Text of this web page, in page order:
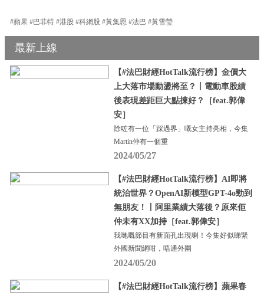
#蘋果 #巴菲特 #港股 #科網股 #黃集恩 #法巴 #黃雪瑩
最新上線
【#法巴財經HotTalk流行榜】金價大
上大落市場動盪將至？丨電動車股績
後表現差距巨大點揀好？［feat.郭偉
安］
除咗有一位「踩過界」嘅女主持亮相，今集
Martin仲有一個重
2024/05/27
【#法巴財經HotTalk流行榜】AI即將
統治世界？OpenAI新模型GPT-4o勁到
無朋友！丨阿里業績大落後？原來佢
仲未有XX加持［feat.郭偉安］
我哋嘅節目有新面孔出現喇！今集好似睇緊
外國新聞網咁，唔通外圍
2024/05/20
【#法巴財經HotTalk流行榜】蘋果春